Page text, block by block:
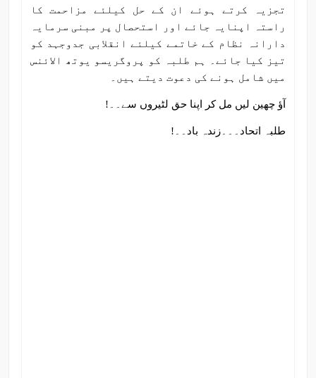
تجزیہ کرتے ہوئے ان کے حل کیلئے مزاحمت کا
راستہ اپنایہ جائے اور استحصال پر مبنی سرمایہ
دارانہ نظام کے خاتمے کیلئے انقلابی جدوجہد کو
تیز کیا جائے۔ ہم طلبہ کو پروگریسو یوتھ الائنس
میں شامل ہونے کی دعوت دیتے ہیں۔
آؤ چھین لیں مل کر اپنا حق لٹیروں سے۔۔!
طلبہ اتحاد۔۔۔زندہ باد۔۔!